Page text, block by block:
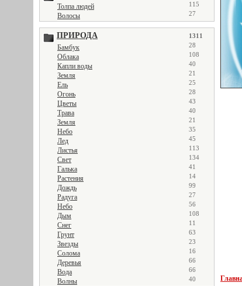
Толпа людей 115
Волосы 27
ПРИРОДА 1311
Бамбук 28
Облака 108
Капли воды 40
Земля 21
Ель 25
Огонь 28
Цветы 43
Трава 40
Земля 21
Небо 35
Лед 45
Листья 113
Свет 134
Галька 41
Растения 14
Дождь 99
Радуга 27
Небо 56
Дым 108
Снег 11
Грунт 63
Звезды 23
Солома 16
Деревья 66
Вода 66
Волны 40